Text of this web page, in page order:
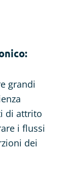
grandi
di attrito
i flussi
dei